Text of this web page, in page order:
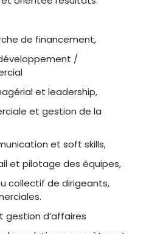
de financement,
/
et leadership,
et gestion de la
et soft skills,
et pilotage des équipes,
collectif de dirigeants,
gestion d’affaires